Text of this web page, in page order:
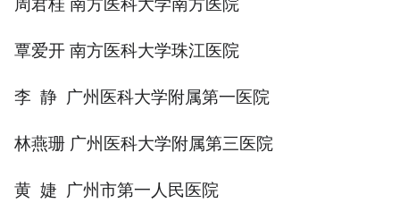
覃爱开 南方医科大学珠江医院
李 静 广州医科大学附属第一医院
林燕珊 广州医科大学附属第三医院
黄 婕 广州市第一人民医院